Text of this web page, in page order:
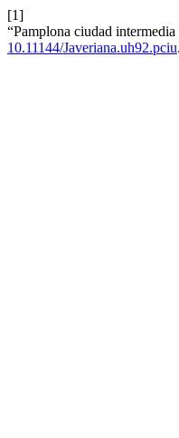
[1]
“Pamplona ciudad
10.11144/Javeriana.uh92.pciu.